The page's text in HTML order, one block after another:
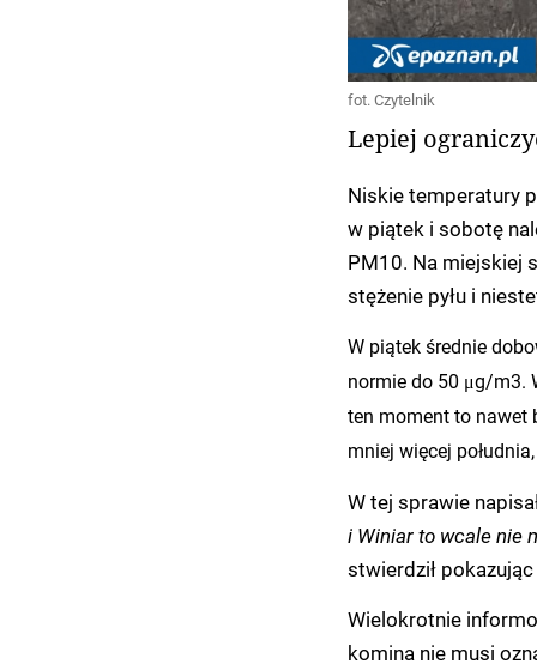
fot. Czytelnik
Lepiej
Niskie temperatury
w piątek i sobotę
PM10. Na miejskiej
stężenie pyłu i
W piątek średnie
normie do 50 μg/m3.
ten moment to nawet
mniej więcej
W tej sprawie
i Winiar to wcale nie
stwierdził
Wielokrotnie
komina nie musi